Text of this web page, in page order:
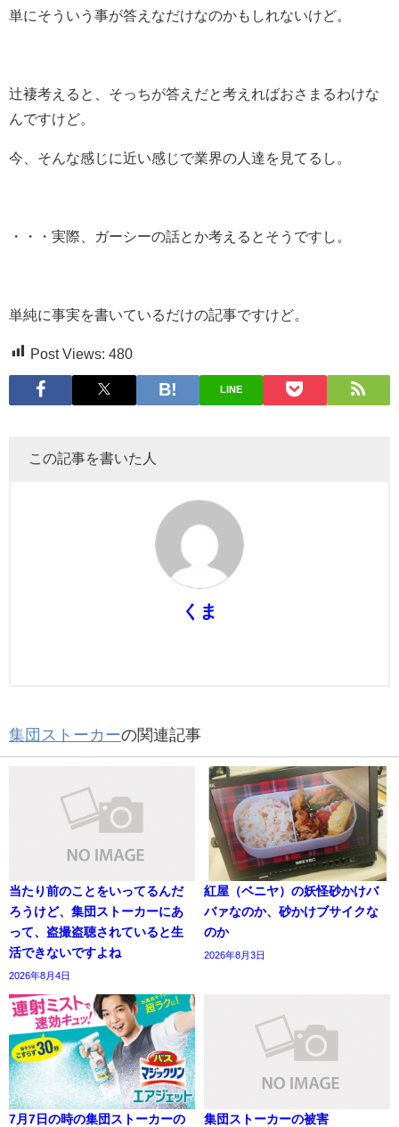
単にそういう事が答えなだけなのかもしれないけど。
辻褄考えると、そっちが答えだと考えればおさまるわけな
んですけど。
今、そんな感じに近い感じで業界の人達を見てるし。
・・・実際、ガーシーの話とか考えるとそうですし。
単純に事実を書いているだけの記事ですけど。
Post Views: 480
LINE
この記事を書いた人
くま
集団ストーカーの関連記事
当たり前のことをいってるんだ
ろうけど、集団ストーカーにあ
って、盗撮盗聴されていると生
活できないですよね
2026年8月4日
紅屋（ベニヤ）の妖怪砂かけバ
バァなのか、砂かけブサイクな
のか
2026年8月3日
7月7日の時の集団ストーカーの
集団ストーカーの被害